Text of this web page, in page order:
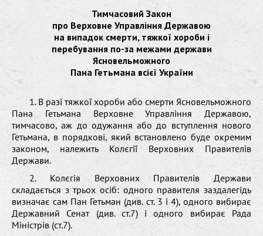
Тимчасовий Закон
про Верховне Управління Державою
на випадок смерти, тяжкої хороби і
перебування по-за межами держави
Ясновельможного
Пана Гетьмана всієї України
1. В разі тяжкої хороби або смерти Ясновельможного
Пана Гетьмана Верховне Управління Державою,
тимчасово, аж до одужання або до вступлення нового
Гетьмана, в порядкові, який встановлено буде окремим
законом, належить Колєгії Верховних Правителів
Держави.
2. Колєгія Верховних Правителів Держави
складається з трьох осіб: одного правителя заздалегідь
визначає сам Пан Гетьман (див. ст. 3 і 4), одного вибирає
Державний Сенат (див. ст.7) і одного вибирає Рада
Міністрів (ст.7).